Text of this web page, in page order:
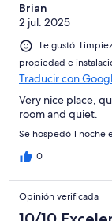
Brian
2 jul. 2025
Le gustó:
propiedad e
Traducir con
Very nice place,
room and quiet.
Se hospedó 1 noche
0
Opinión verificada